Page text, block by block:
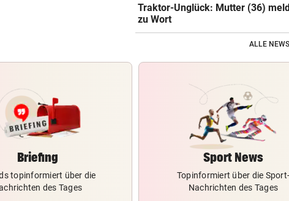
Traktor-Unglück: Mutter (36)
zu Wort
ALLE
Briefing
topinformiert über die
des Tages
Sport News
Topinformiert über die Sport-
Nachrichten des Tages